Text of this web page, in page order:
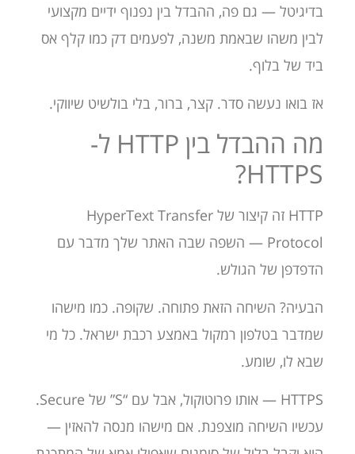
בדיגיטל — גם פה, ההבדל בין נפנוף ידיים מקצועי
לבין משהו שבאמת משנה, לפעמים דק כמו קלף אס
ביד של בלוף.
אז בואו נעשה סדר. קצר, ברור, בלי בולשיט שיווקי.
מה ההבדל בין HTTP ל-
HTTPS?
HTTP זה קיצור של HyperText Transfer
Protocol — השפה שבה האתר שלך מדבר עם
הדפדפן של הגולש.
הבעיה? השיחה הזאת פתוחה. שקופה. כמו מישהו
שמדבר בטלפון רמקול באמצע רכבת ישראל. כל מי
שבא לו, שומע.
HTTPS — אותו פרוטוקול, אבל עם “S” של Secure.
עכשיו השיחה מוצפנת. אם מישהו מנסה להאזין —